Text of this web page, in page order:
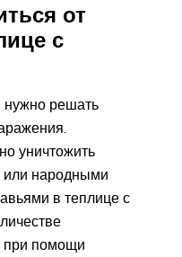
от
с
нужно решать
уничтожить
или народными
в теплице с
при помощи